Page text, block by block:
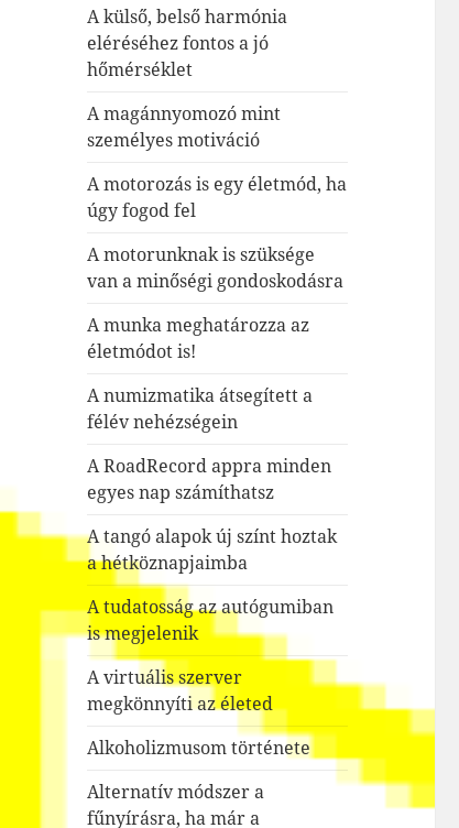
A külső, belső harmónia
eléréséhez fontos a jó
hőmérséklet
A magánnyomozó mint
személyes motiváció
A motorozás is egy életmód, ha
úgy fogod fel
A motorunknak is szüksége
van a minőségi gondoskodásra
A munka meghatározza az
életmódot is!
A numizmatika átsegített a
félév nehézségein
A RoadRecord appra minden
egyes nap számíthatsz
A tangó alapok új színt hoztak
a hétköznapjaimba
A tudatosság az autógumiban
is megjelenik
A virtuális szerver
megkönnyíti az életed
Alkoholizmusom története
Alternatív módszer a
fűnyírásra, ha már a